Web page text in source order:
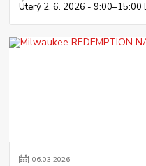
Úterý 2. 6. 2026 - 9:00–15:00
06.03.2026